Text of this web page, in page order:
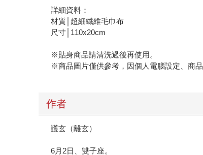
詳細資料：
材質│超細纖維毛巾布
尺寸│110x20cm
※貼身商品請清洗過後再使用。
※商品圖片僅供參考，因個人電腦設定、商
作者
護玄（離玄）
6月2日、雙子座。